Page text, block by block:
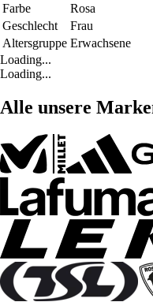
Farbe
Rosa
Geschlecht
Frau
Altersgruppe Erwachsene
Loading...
Loading...
Alle unsere